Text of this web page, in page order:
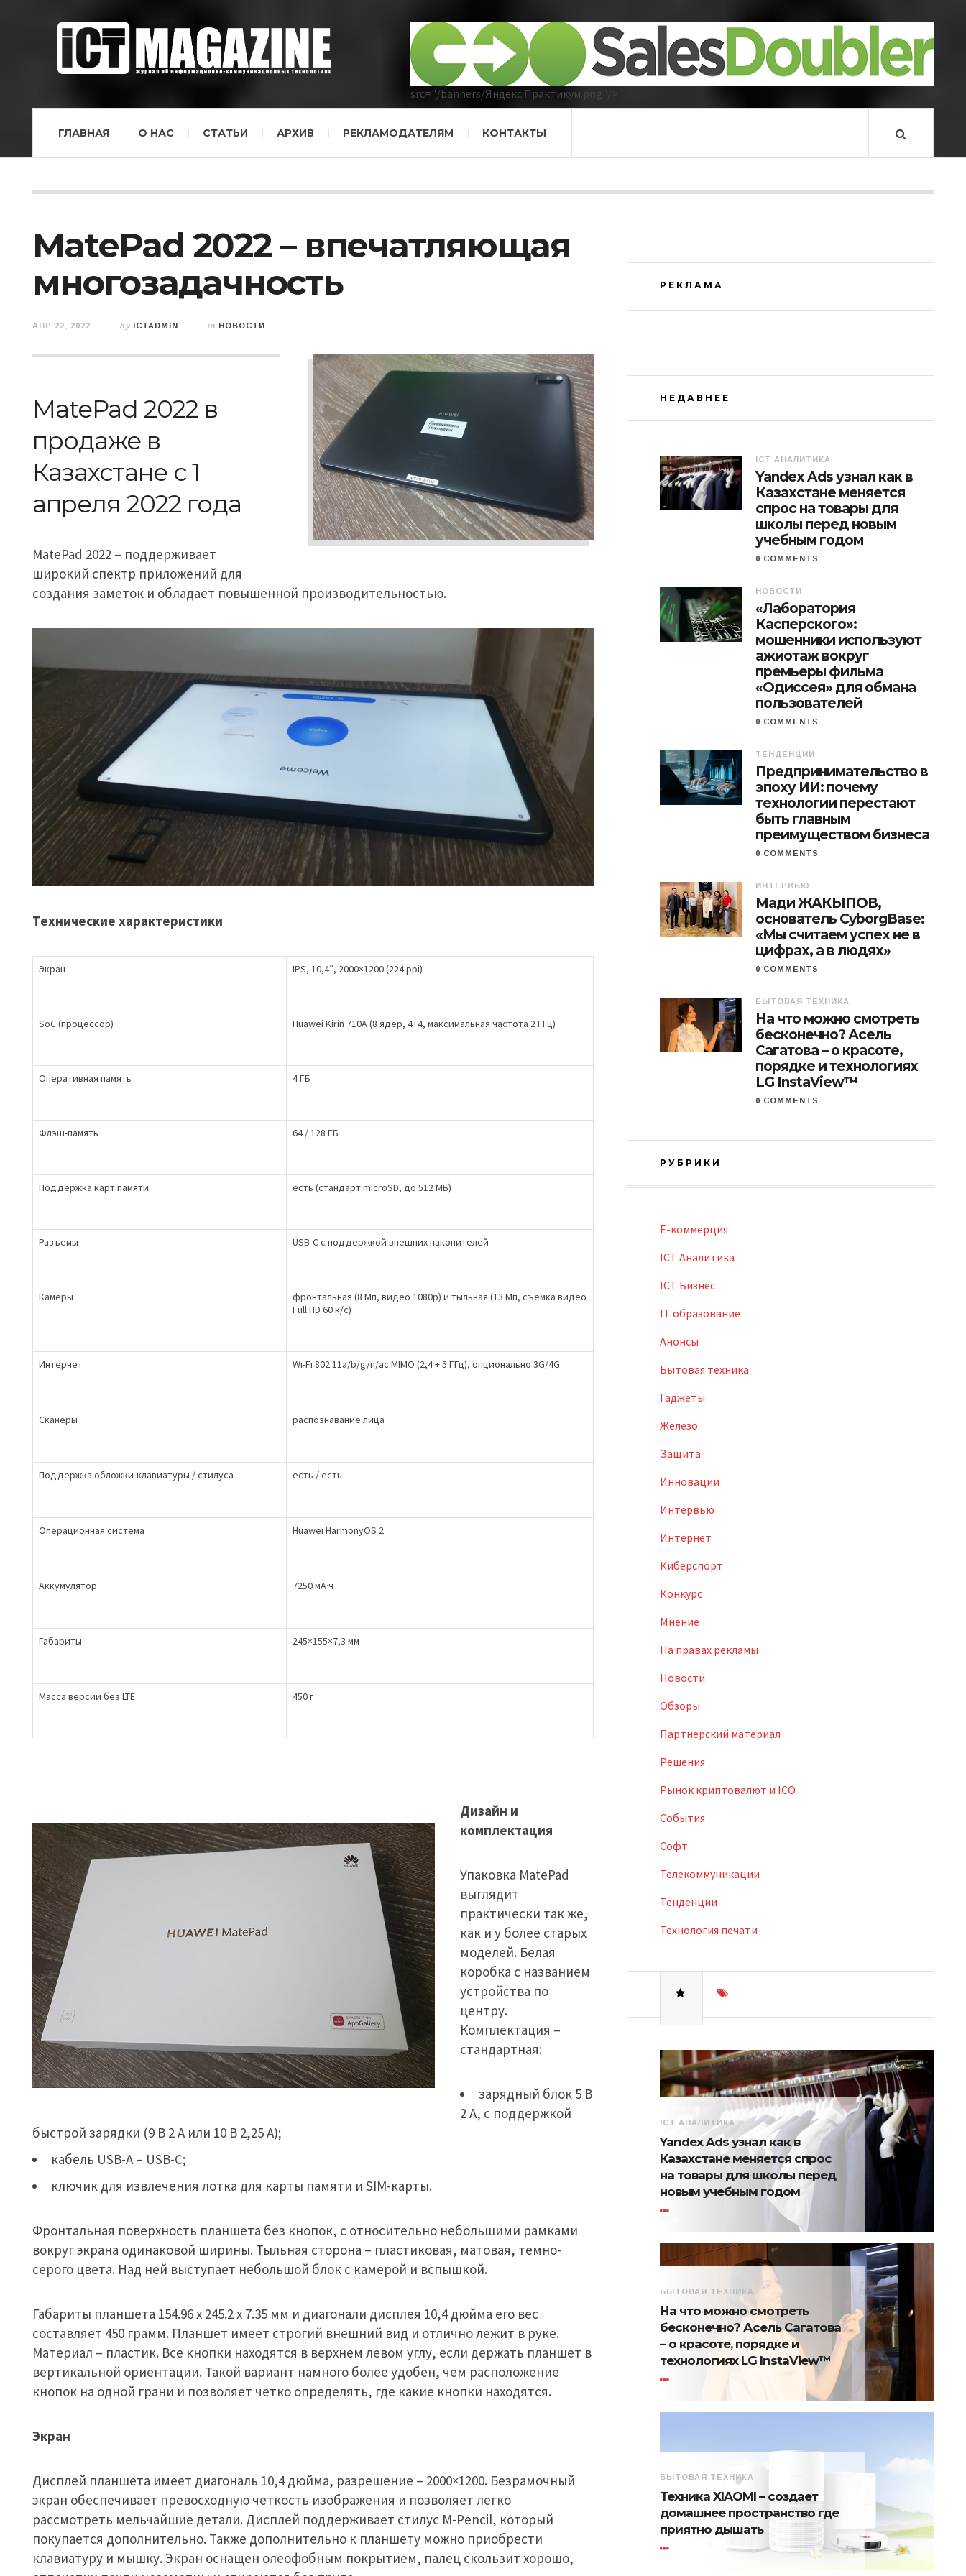
src="/banners/Яндекс Практикум.png"/>
ГЛАВНАЯ О НАС СТАТЬИ АРХИВ РЕКЛАМОДАТЕЛЯМ КОНТАКТЫ
MatePad 2022 – впечатляющая
многозадачность
АПР 22, 2022 by ICTADMIN in НОВОСТИ
MatePad 2022 в
продаже в
Казахстане с 1
апреля 2022 года
MatePad 2022 – поддерживает
широкий спектр приложений для
создания заметок и обладает повышенной производительностью.
Технические характеристики
Экран IPS, 10,4″, 2000×1200 (224 ppi)
SoC (процессор) Huawei Kirin 710A (8 ядер, 4+4, максимальная частота 2 ГГц)
Оперативная память 4 ГБ
Флэш-память 64 / 128 ГБ
Поддержка карт памяти есть (стандарт microSD, до 512 МБ)
Разъемы USB-C с поддержкой внешних накопителей
Камеры
фронтальная (8 Мп, видео 1080р) и тыльная (13 Мп, съемка видео
Full HD 60 к/с)
Интернет Wi-Fi 802.11a/b/g/n/ac MIMO (2,4 + 5 ГГц), опционально 3G/4G
Сканеры распознавание лица
Поддержка обложки-клавиатуры / стилуса есть / есть
Операционная система Huawei HarmonyOS 2
Аккумулятор 7250 мА·ч
Габариты 245×155×7,3 мм
Масса версии без LTE 450 г
Дизайн и
комплектация
Упаковка MatePad
выглядит
практически так же,
как и у более старых
моделей. Белая
коробка с названием
устройства по
центру.
Комплектация –
стандартная:
зарядный блок 5 В
2 А, с поддержкой
быстрой зарядки (9 В 2 А или 10 В 2,25 А);
кабель USB-A – USB-C;
ключик для извлечения лотка для карты памяти и SIM-карты.
Фронтальная поверхность планшета без кнопок, с относительно небольшими рамками
вокруг экрана одинаковой ширины. Тыльная сторона – пластиковая, матовая, темно-
серого цвета. Над ней выступает небольшой блок с камерой и вспышкой.
Габариты планшета 154.96 х 245.2 х 7.35 мм и диагонали дисплея 10,4 дюйма его вес
составляет 450 грамм. Планшет имеет строгий внешний вид и отлично лежит в руке.
Материал – пластик. Все кнопки находятся в верхнем левом углу, если держать планшет в
вертикальной ориентации. Такой вариант намного более удобен, чем расположение
кнопок на одной грани и позволяет четко определять, где какие кнопки находятся.
Экран
Дисплей планшета имеет диагональ 10,4 дюйма, разрешение – 2000×1200. Безрамочный
экран обеспечивает превосходную четкость изображения и позволяет легко
рассмотреть мельчайшие детали. Дисплей поддерживает стилус M-Pencil, который
покупается дополнительно. Также дополнительно к планшету можно приобрести
клавиатуру и мышку. Экран оснащен олеофобным покрытием, палец скользит хорошо,
РЕКЛАМА
НЕДАВНЕЕ
ICT АНАЛИТИКА
Yandex Ads узнал как в
Казахстане меняется
спрос на товары для
школы перед новым
учебным годом
0 COMMENTS
НОВОСТИ
«Лаборатория
Касперского»:
мошенники используют
ажиотаж вокруг
премьеры фильма
«Одиссея» для обмана
пользователей
0 COMMENTS
ТЕНДЕНЦИИ
Предпринимательство в
эпоху ИИ: почему
технологии перестают
быть главным
преимуществом бизнеса
0 COMMENTS
ИНТЕРВЬЮ
Мади ЖАКЫПОВ,
основатель CyborgBase:
«Мы считаем успех не в
цифрах, а в людях»
0 COMMENTS
БЫТОВАЯ ТЕХНИКА
На что можно смотреть
бесконечно? Асель
Сагатова – о красоте,
порядке и технологиях
LG InstaView™
0 COMMENTS
РУБРИКИ
E-коммерция
ICT Аналитика
ICT Бизнес
IT образование
Анонсы
Бытовая техника
Гаджеты
Железо
Защита
Инновации
Интервью
Интернет
Киберспорт
Конкурс
Мнение
На правах рекламы
Новости
Обзоры
Партнерский материал
Решения
Рынок криптовалют и ICO
События
Софт
Телекоммуникации
Тенденции
Технология печати
ICT АНАЛИТИКА
Yandex Ads узнал как в
Казахстане меняется спрос
на товары для школы перед
новым учебным годом
БЫТОВАЯ ТЕХНИКА
На что можно смотреть
бесконечно? Асель Сагатова
– о красоте, порядке и
технологиях LG InstaView™
БЫТОВАЯ ТЕХНИКА
Техника XIAOMI – создает
домашнее пространство где
приятно дышать